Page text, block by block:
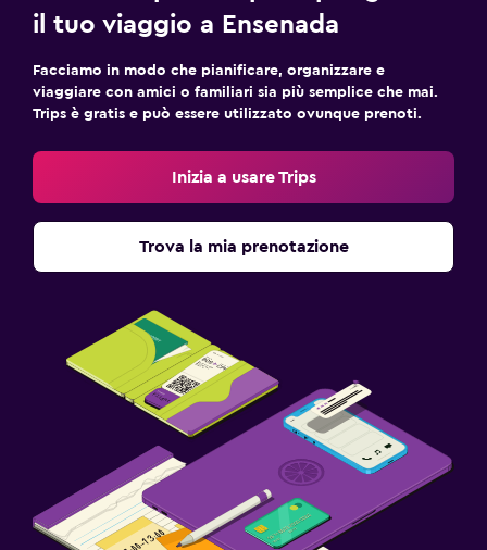
TV a schermo piatto
Fax/fotocopie
Cose da fare
Adatti alle famiglie
Babysitter o nursery
il tuo viaggio a Ensenada
Facciamo in modo che pianificare, organizzare e
viaggiare con amici o familiari sia più semplice che mai.
Trips è gratis e può essere utilizzato ovunque prenoti.
Inizia a usare Trips
Trova la mia prenotazione